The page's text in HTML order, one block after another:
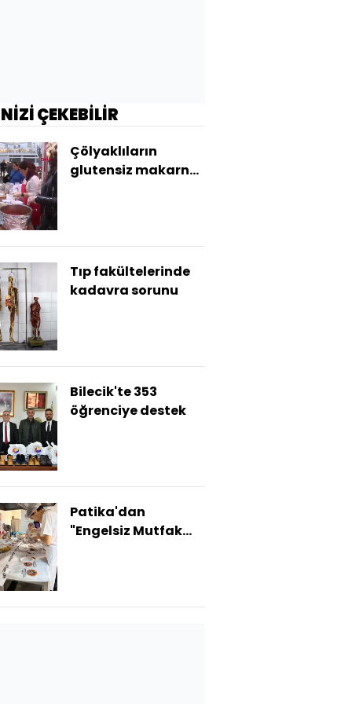
ÇEKEBİLİR
Çölyaklıların
glutensiz makarna
Tıp fakültelerinde
kadavra sorunu
Bilecik'te 353
öğrenciye destek
Patika'dan
"Engelsiz Mutfak